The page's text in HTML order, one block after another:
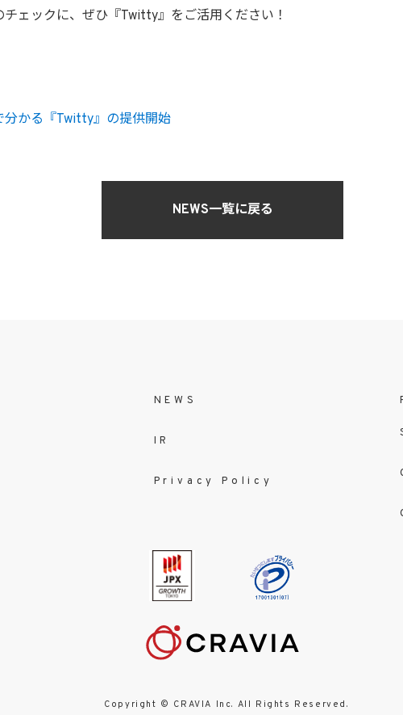
ェックに、ぜひ『Twitty』をご活用ください！
かる『Twitty』の提供開始
NEWS一覧に戻る
NEWS
IR
Privacy Policy
Copyright © CRAVIA Inc. All Rights Reserved.